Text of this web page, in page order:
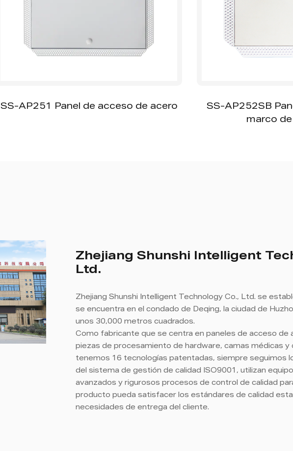
SS-AP251 Panel de acceso de acero
SS-AP252SB
marco
Zhejiang Shunshi Intelligent
Ltd.
Zhejiang Shunshi Intelligent Technology Co., Ltd. se
se encuentra en el condado de Deqing, la ciudad de
unos 30,000 metros cuadrados.
Como fabricante que se centra en paneles de acceso de
piezas de procesamiento de hardware, camas médicas
tenemos 16 tecnologías patentadas, siempre seguimos
del sistema de gestión de calidad ISO9001, utilizan
avanzados y rigurosos procesos de control de calidad
producto pueda satisfacer los estándares de calidad
necesidades de entrega del cliente.